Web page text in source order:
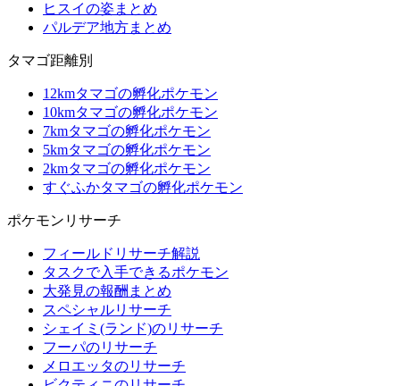
ヒスイの姿まとめ
パルデア地方まとめ
タマゴ距離別
12kmタマゴの孵化ポケモン
10kmタマゴの孵化ポケモン
7kmタマゴの孵化ポケモン
5kmタマゴの孵化ポケモン
2kmタマゴの孵化ポケモン
すぐふかタマゴの孵化ポケモン
ポケモンリサーチ
フィールドリサーチ解説
タスクで入手できるポケモン
大発見の報酬まとめ
スペシャルリサーチ
シェイミ(ランド)のリサーチ
フーパのリサーチ
メロエッタのリサーチ